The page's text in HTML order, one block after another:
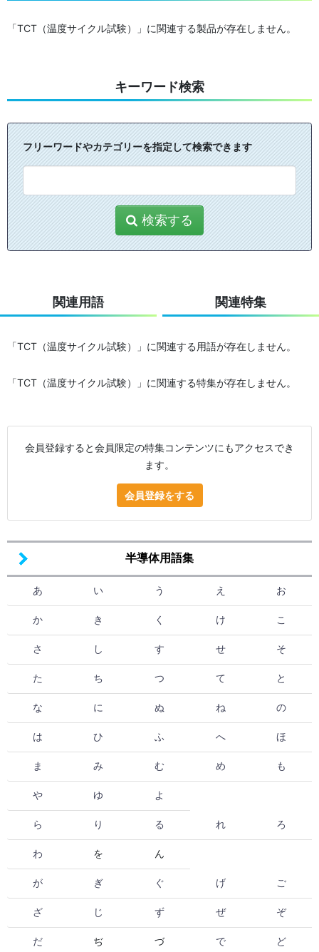
半導体用語集
あ い う え お
か き く け こ
さ し す せ そ
た ち つ て と
な に ぬ ね の
は ひ ふ へ ほ
ま み む め も
や ゆ よ
ら り る れ ろ
わ を ん
が ぎ ぐ げ ご
ざ じ ず ぜ ぞ
だ ぢ づ で ど
「TCT（温度サイクル試験）」に関連する製品が存在しません。
キーワード検索
フリーワードやカテゴリーを指定して検索できます
検索する
関連用語 関連特集
「TCT（温度サイクル試験）」に関連する用語が存在しません。
「TCT（温度サイクル試験）」に関連する特集が存在しません。
会員登録すると会員限定の特集コンテンツにもアクセスでき
ます。
会員登録をする